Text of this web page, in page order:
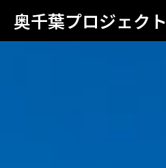
奥千葉プロジェクト